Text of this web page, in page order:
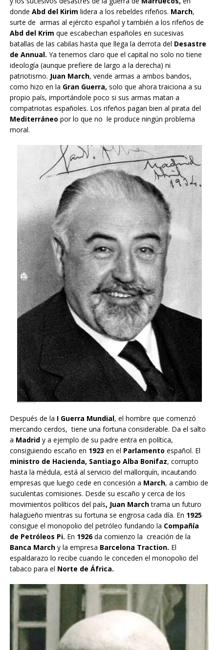
donde Abd del Kirim lidera a los rebeldes rifeños. March,
surte de armas al ejército español y también a los rifeños de
Abd del Krim que escabechan españoles en sucesivas
batallas de las cabilas hasta que llega la derrota del Desastre
de Annual. Ya tenemos claro que el capital no solo no tiene
ideología (aunque prefiere de largo a la derecha) ni
patriotismo. Juan March, vende armas a ambos bandos,
como hizo en la Gran Guerra, solo que ahora traiciona a su
propio país, importándole poco si sus armas matan a
compatriotas españoles. Los rifeños pagan bien al pirata del
Mediterráneo por lo que no le produce ningún problema
moral.
Después de la I Guerra Mundial, el hombre que comenzó
mercando cerdos, tiene una fortuna considerable. Da el salto
a Madrid y a ejemplo de su padre entra en política,
consiguiendo escaño en 1923 en el Parlamento español. El
ministro de Hacienda, Santiago Alba Bonifaz, corrupto
hasta la médula, está al servicio del mallorquín, incautando
empresas que luego cede en concesión a March, a cambio de
suculentas comisiones. Desde su escaño y cerca de los
movimientos políticos del país, Juan Marchtrama un futuro
halagüeño mientras su fortuna se engrosa cada día. En 1925
consigue el monopolio del petróleo fundando la Compañía
de Petróleos Pi. En 1926da comienzo la creación de la
Banca March y la empresa Barcelona Traction. El
espaldarazo lo recibe cuando le conceden el monopolio del
tabaco para el Norte de África.